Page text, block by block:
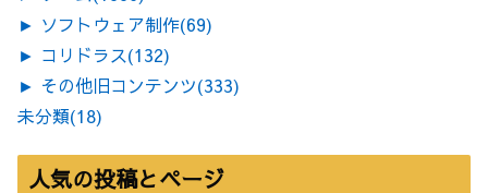
► ソフトウェア制作(69)
► コリドラス(132)
► その他旧コンテンツ(333)
未分類(18)
人気の投稿とページ